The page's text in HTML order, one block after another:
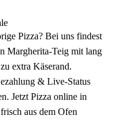
Pizza? Bei uns findest
Margherita‑Teig mit lang
extra Käserand.
& Live‑Status
Jetzt Pizza online in
aus dem Ofen